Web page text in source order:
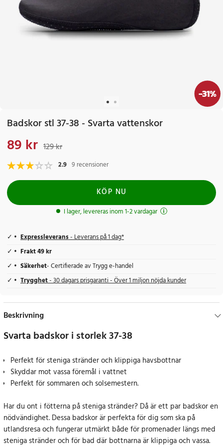
-31%
Badskor stl 37-38 - Svarta vattenskor
Nuvarande pris
89 kr 129 kr
2.9 9 recensioner
KÖP NU
I lager, levereras inom 1-2 vardagar
Expressleverans- Leverans på 1 dag*
Frakt 49 kr
Säkerhet- Certifierade av Trygg e-handel
Trygghet- 30 dagars prisgaranti - Över 1 miljon nöjda kunder
Beskrivning
Svarta badskor i storlek 37-38
Perfekt för steniga stränder och klippiga havsbottnar
Skyddar mot vassa föremål i vattnet
Perfekt för sommaren och solsemestern.
Har du ont i fötterna på steniga stränder? Då är ett par badskor en
nödvändighet. Dessa badskor är perfekta för dig som ska på
utlandsresa och fungerar utmärkt både för promenader längs med
steniga stränder och för bad där bottnarna är klippiga och vassa.